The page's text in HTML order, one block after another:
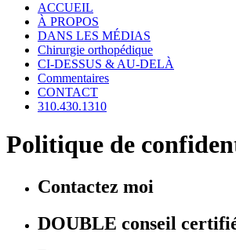
ACCUEIL
À PROPOS
DANS LES MÉDIAS
Chirurgie orthopédique
CI-DESSUS & AU-DELÀ
Commentaires
CONTACT
310.430.1310
Politique de
Contactez moi
DOUBLE conseil